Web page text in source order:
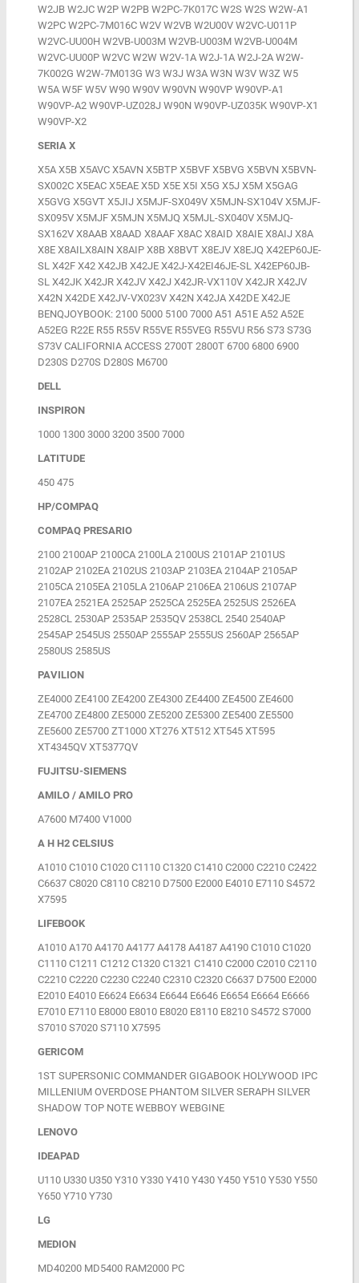
W2JB W2JC W2P W2PB W2PC-7K017C W2S W2S W2W-A1
W2PC W2PC-7M016C W2V W2VB W2U00V W2VC-U011P
W2VC-UU00H W2VB-U003M W2VB-U003M W2VB-U004M
W2VC-UU00P W2VC W2W W2V-1A W2J-1A W2J-2A W2W-
7K002G W2W-7M013G W3 W3J W3A W3N W3V W3Z W5
W5A W5F W5V W90 W90V W90VN W90VP W90VP-A1
W90VP-A2 W90VP-UZ028J W90N W90VP-UZ035K W90VP-X1
W90VP-X2
SERIA X
X5A X5B X5AVC X5AVN X5BTP X5BVF X5BVG X5BVN X5BVN-
SX002C X5EAC X5EAE X5D X5E X5I X5G X5J X5M X5GAG
X5GVG X5GVT X5JIJ X5MJF-SX049V X5MJN-SX104V X5MJF-
SX095V X5MJF X5MJN X5MJQ X5MJL-SX040V X5MJQ-
SX162V X8AAB X8AAD X8AAF X8AC X8AID X8AIE X8AIJ X8A
X8E X8AILX8AIN X8AIP X8B X8BVT X8EJV X8EJQ X42EP60JE-
SL X42F X42 X42JB X42JE X42J-X42EI46JE-SL X42EP60JB-
SL X42JK X42JR X42JV X42J X42JR-VX110V X42JR X42JV
X42N X42DE X42JV-VX023V X42N X42JA X42DE X42JE
BENQJOYBOOK: 2100 5000 5100 7000 A51 A51E A52 A52E
A52EG R22E R55 R55V R55VE R55VEG R55VU R56 S73 S73G
S73V CALIFORNIA ACCESS 2700T 2800T 6700 6800 6900
D230S D270S D280S M6700
DELL
INSPIRON
1000 1300 3000 3200 3500 7000
LATITUDE
450 475
HP/COMPAQ
COMPAQ PRESARIO
2100 2100AP 2100CA 2100LA 2100US 2101AP 2101US
2102AP 2102EA 2102US 2103AP 2103EA 2104AP 2105AP
2105CA 2105EA 2105LA 2106AP 2106EA 2106US 2107AP
2107EA 2521EA 2525AP 2525CA 2525EA 2525US 2526EA
2528CL 2530AP 2535AP 2535QV 2538CL 2540 2540AP
2545AP 2545US 2550AP 2555AP 2555US 2560AP 2565AP
2580US 2585US
PAVILION
ZE4000 ZE4100 ZE4200 ZE4300 ZE4400 ZE4500 ZE4600
ZE4700 ZE4800 ZE5000 ZE5200 ZE5300 ZE5400 ZE5500
ZE5600 ZE5700 ZT1000 XT276 XT512 XT545 XT595
XT4345QV XT5377QV
FUJITSU-SIEMENS
AMILO / AMILO PRO
A7600 M7400 V1000
A H H2 CELSIUS
A1010 C1010 C1020 C1110 C1320 C1410 C2000 C2210 C2422
C6637 C8020 C8110 C8210 D7500 E2000 E4010 E7110 S4572
X7595
LIFEBOOK
A1010 A170 A4170 A4177 A4178 A4187 A4190 C1010 C1020
C1110 C1211 C1212 C1320 C1321 C1410 C2000 C2010 C2110
C2210 C2220 C2230 C2240 C2310 C2320 C6637 D7500 E2000
E2010 E4010 E6624 E6634 E6644 E6646 E6654 E6664 E6666
E7010 E7110 E8000 E8010 E8020 E8110 E8210 S4572 S7000
S7010 S7020 S7110 X7595
GERICOM
1ST SUPERSONIC COMMANDER GIGABOOK HOLYWOOD IPC
MILLENIUM OVERDOSE PHANTOM SILVER SERAPH SILVER
SHADOW TOP NOTE WEBBOY WEBGINE
LENOVO
IDEAPAD
U110 U330 U350 Y310 Y330 Y410 Y430 Y450 Y510 Y530 Y550
Y650 Y710 Y730
LG
MEDION
MD40200 MD5400 RAM2000 PC